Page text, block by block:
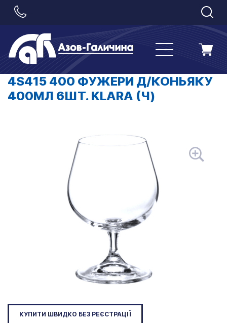
4S415 400 ФУЖЕРИ Д/КОНЬЯКУ
400МЛ 6ШТ. KLARA (Ч)
КУПИТИ ШВИДКО БЕЗ РЕЄСТРАЦІЇ